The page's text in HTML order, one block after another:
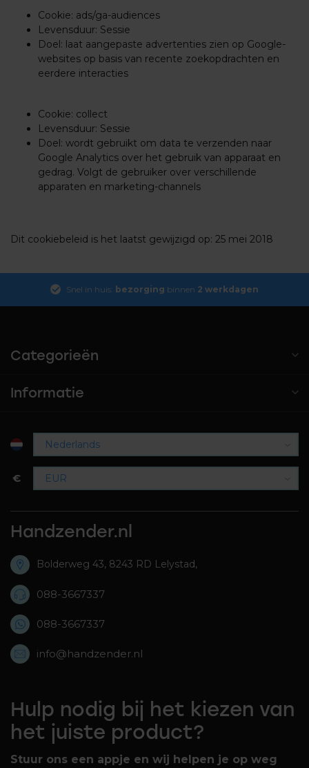
Cookie: ads/ga-audiences
Levensduur: Sessie
Doel: laat aangepaste advertenties zien op Google-
websites op basis van recente zoekopdrachten en
eerdere interacties
Cookie: collect
Levensduur: Sessie
Doel: wordt gebruikt om data te verzenden naar
Google Analytics over het gebruik van apparaat en
gedrag. Volgt de gebruiker over verschillende
apparaten en marketing-channels
Dit cookiebeleid is het laatst gewijzigd op: 25 mei 2018
Snel in huis: bezorging binnen 2 werkdagen
Categorieën
Informatie
€
Handzender.nl
Bolderweg 43, 8243 RD Lelystad,
088-3667337
088-3667337
info@handzender.nl
Hulp nodig bij het kiezen van
het juiste product?
Stuur ons een appje en wij helpen je op weg